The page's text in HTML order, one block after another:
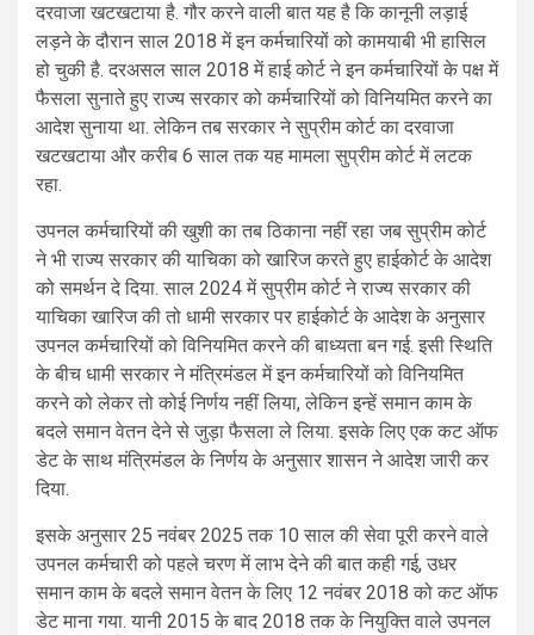
दरवाजा खटखटाया है. गौर करने वाली बात यह है कि कानूनी लड़ाई
लड़ने के दौरान साल 2018 में इन कर्मचारियों को कामयाबी भी हासिल
हो चुकी है. दरअसल साल 2018 में हाई कोर्ट ने इन कर्मचारियों के पक्ष में
फैसला सुनाते हुए राज्य सरकार को कर्मचारियों को विनियमित करने का
आदेश सुनाया था. लेकिन तब सरकार ने सुप्रीम कोर्ट का दरवाजा
खटखटाया और करीब 6 साल तक यह मामला सुप्रीम कोर्ट में लटक
रहा.
उपनल कर्मचारियों की खुशी का तब ठिकाना नहीं रहा जब सुप्रीम कोर्ट
ने भी राज्य सरकार की याचिका को खारिज करते हुए हाईकोर्ट के आदेश
को समर्थन दे दिया. साल 2024 में सुप्रीम कोर्ट ने राज्य सरकार की
याचिका खारिज की तो धामी सरकार पर हाईकोर्ट के आदेश के अनुसार
उपनल कर्मचारियों को विनियमित करने की बाध्यता बन गई. इसी स्थिति
के बीच धामी सरकार ने मंत्रिमंडल में इन कर्मचारियों को विनियमित
करने को लेकर तो कोई निर्णय नहीं लिया, लेकिन इन्हें समान काम के
बदले समान वेतन देने से जुड़ा फैसला ले लिया. इसके लिए एक कट ऑफ
डेट के साथ मंत्रिमंडल के निर्णय के अनुसार शासन ने आदेश जारी कर
दिया.
इसके अनुसार 25 नवंबर 2025 तक 10 साल की सेवा पूरी करने वाले
उपनल कर्मचारी को पहले चरण में लाभ देने की बात कही गई, उधर
समान काम के बदले समान वेतन के लिए 12 नवंबर 2018 को कट ऑफ
डेट माना गया. यानी 2015 के बाद 2018 तक के नियुक्ति वाले उपनल